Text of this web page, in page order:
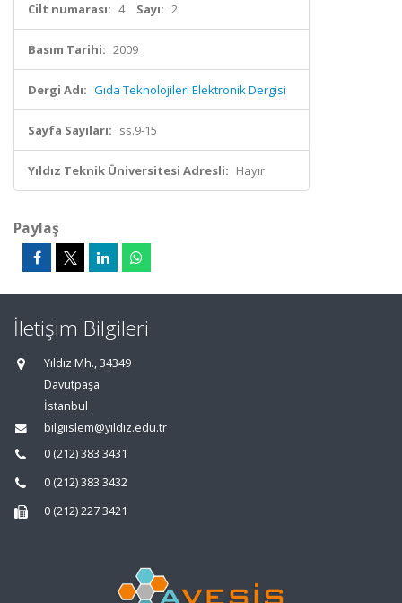
Cilt numarası: 4 Sayı: 2
Basım Tarihi: 2009
Dergi Adı: Gıda Teknolojileri Elektronik Dergisi
Sayfa Sayıları: ss.9-15
Yıldız Teknik Üniversitesi Adresli: Hayır
Paylaş
İletişim Bilgileri
Yıldız Mh., 34349
Davutpaşa
İstanbul
bilgiislem@yildiz.edu.tr
0 (212) 383 3431
0 (212) 383 3432
0 (212) 227 3421